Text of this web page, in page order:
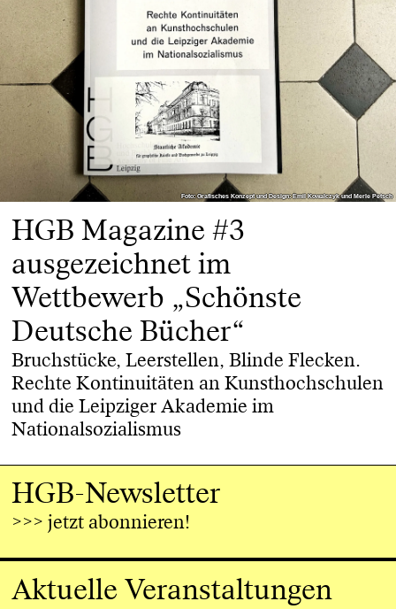
Foto: Grafisches Konzept und Design: Emil Kowalczyk und Merle Petsch
Foto: Grafisches Konzept und Design: Emil Kowalczyk und Merle Petsch
HGB Magazine #3
ausgezeichnet im
Wettbewerb „Schönste
Deutsche Bücher“
Bruchstücke, Leerstellen, Blinde Flecken.
Rechte Kontinuitäten an Kunsthochschulen
und die Leipziger Akademie im
Nationalsozialismus
HGB-Newsletter
>>> jetzt abonnieren!
Aktuelle Veranstaltungen